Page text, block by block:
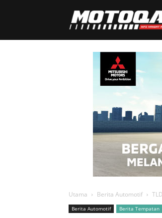
Utama Berita Automotif
Berita Automotif Berita Tempatan